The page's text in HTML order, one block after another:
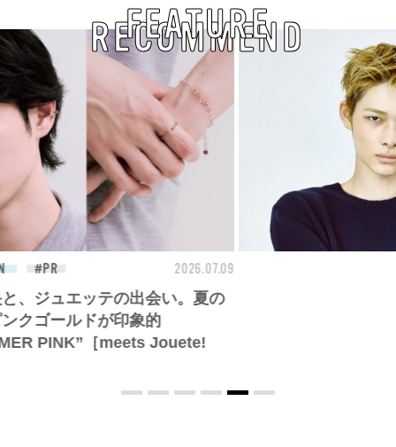
RECOMMEND
FEATURE
【PRADA × NI-KI(ENHYPEN)】時をかけ
る、ニューモード